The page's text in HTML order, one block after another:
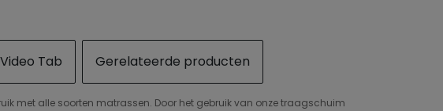
Tab Gerelateerde producten
met alle soorten matrassen. Door het gebruik van onze traagschuim